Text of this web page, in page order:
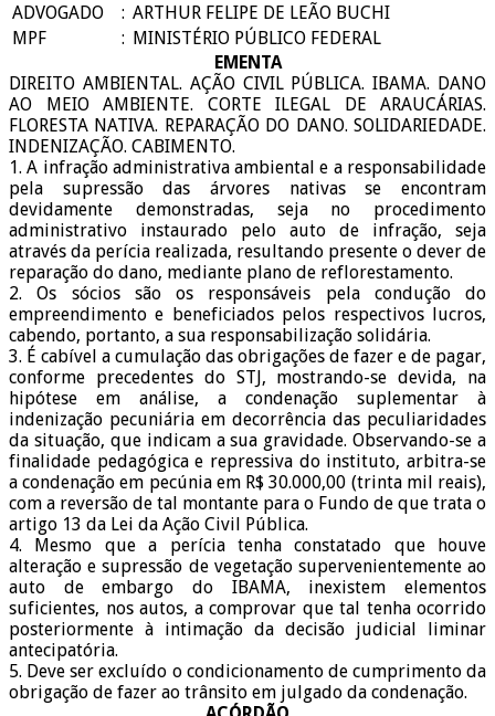
ADVOGADO
: ARTHUR FELIPE DE LEÃO BUCHI
MPF
: MINISTÉRIO PÚBLICO FEDERAL
EMENTA
DIREITO AMBIENTAL. AÇÃO CIVIL PÚBLICA. IBAMA. DANO
AO MEIO AMBIENTE. CORTE ILEGAL DE ARAUCÁRIAS.
FLORESTA NATIVA. REPARAÇÃO DO DANO. SOLIDARIEDADE.
INDENIZAÇÃO. CABIMENTO.
1. A infração administrativa ambiental e a responsabilidade
pela supressão das árvores nativas se encontram
devidamente demonstradas, seja no procedimento
administrativo instaurado pelo auto de infração, seja
através da perícia realizada, resultando presente o dever de
reparação do dano, mediante plano de reflorestamento.
2. Os sócios são os responsáveis pela condução do
empreendimento e beneficiados pelos respectivos lucros,
cabendo, portanto, a sua responsabilização solidária.
3. É cabível a cumulação das obrigações de fazer e de pagar,
conforme precedentes do STJ, mostrando-se devida, na
hipótese em análise, a condenação suplementar à
indenização pecuniária em decorrência das peculiaridades
da situação, que indicam a sua gravidade. Observando-se a
finalidade pedagógica e repressiva do instituto, arbitra-se
a condenação em pecúnia em R$ 30.000,00 (trinta mil reais),
com a reversão de tal montante para o Fundo de que trata o
artigo 13 da Lei da Ação Civil Pública.
4. Mesmo que a perícia tenha constatado que houve
alteração e supressão de vegetação supervenientemente ao
auto de embargo do IBAMA, inexistem elementos
suficientes, nos autos, a comprovar que tal tenha ocorrido
posteriormente à intimação da decisão judicial liminar
antecipatória.
5. Deve ser excluído o condicionamento de cumprimento da
obrigação de fazer ao trânsito em julgado da condenação.